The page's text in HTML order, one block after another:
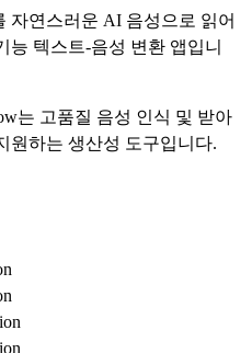
자연스러운 AI 음성으로 읽어
능 텍스트-음성 변환 앱입니
는 고품질 음성 인식 및 받아
원하는 생산성 도구입니다.